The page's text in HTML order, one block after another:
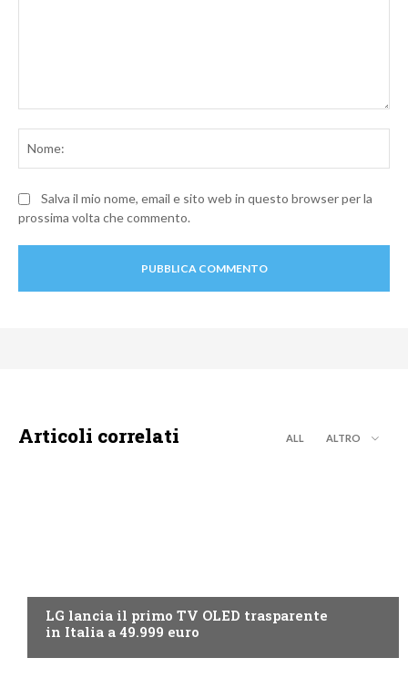
Salva il mio nome, email e sito web in questo browser per la
prossima volta che commento.
Articoli correlati ALL ALTRO
LG lancia il primo TV OLED trasparente
in Italia a 49.999 euro